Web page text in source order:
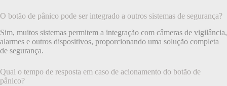
O botão de pânico pode ser integrado a outros sistemas de segurança?
Sim, muitos sistemas permitem a integração com câmeras de vigilância,
alarmes e outros dispositivos, proporcionando uma solução completa
de segurança.
Qual o tempo de resposta em caso de acionamento do botão de
pânico?